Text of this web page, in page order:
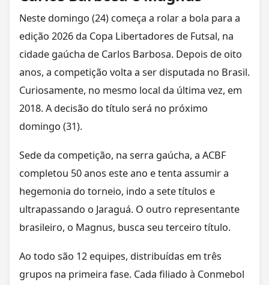
Neste domingo (24) começa a rolar a bola para a
edição 2026 da Copa Libertadores de Futsal, na
cidade gaúcha de Carlos Barbosa. Depois de oito
anos, a competição volta a ser disputada no Brasil.
Curiosamente, no mesmo local da última vez, em
2018. A decisão do título será no próximo
domingo (31).
Sede da competição, na serra gaúcha, a ACBF
completou 50 anos este ano e tenta assumir a
hegemonia do torneio, indo a sete títulos e
ultrapassando o Jaraguá. O outro representante
brasileiro, o Magnus, busca seu terceiro título.
Ao todo são 12 equipes, distribuídas em três
grupos na primeira fase. Cada filiado à Conmebol